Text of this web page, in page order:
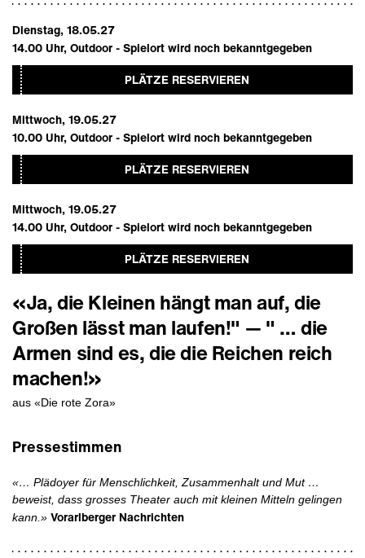
Dienstag, 18.05.27
14.00 Uhr,Outdoor - Spielort wird noch bekanntgegeben
PLÄTZE RESERVIEREN
Mittwoch, 19.05.27
10.00 Uhr,Outdoor - Spielort wird noch bekanntgegeben
PLÄTZE RESERVIEREN
Mittwoch, 19.05.27
14.00 Uhr,Outdoor - Spielort wird noch bekanntgegeben
PLÄTZE RESERVIEREN
«Ja, die Kleinen hängt man auf, die
Großen lässt man laufen!" — " … die
Armen sind es, die die Reichen reich
machen!»
aus «Die rote Zora»
Pressestimmen
«… Plädoyer für Menschlichkeit, Zusammenhalt und Mut …
beweist, dass grosses Theater auch mit kleinen Mitteln gelingen
kann.» Vorarlberger Nachrichten